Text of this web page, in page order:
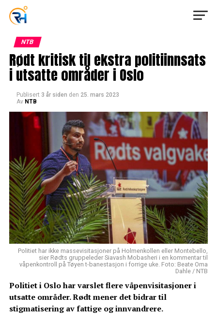
NTB
Rødt kritisk til ekstra politiinnsats
i utsatte områder i Oslo
Publisert 3 år siden den 25. mars 2023
Av NTB
Politiet har ikke massevisitasjoner på Holmenkollen eller Montebello,
sier Rødts gruppeleder Siavash Mobasheri i en kommentar til
våpenkontroll på Tøyen t-banestasjon i forrige uke. Foto: Beate Oma
Dahle / NTB
Politiet i Oslo har varslet flere våpenvisitasjoner i
utsatte områder. Rødt mener det bidrar til
stigmatisering av fattige og innvandrere.